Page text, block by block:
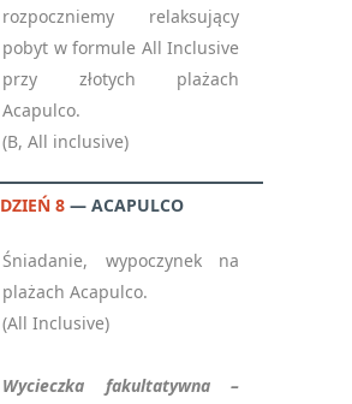
rozpoczniemy relaksujący
pobyt w formule All Inclusive
przy złotych plażach
Acapulco.
(B, All inclusive)
DZIEŃ 8 ACAPULCO
Śniadanie, wypoczynek na
plażach Acapulco.
(All Inclusive)
Wycieczka fakultatywna –